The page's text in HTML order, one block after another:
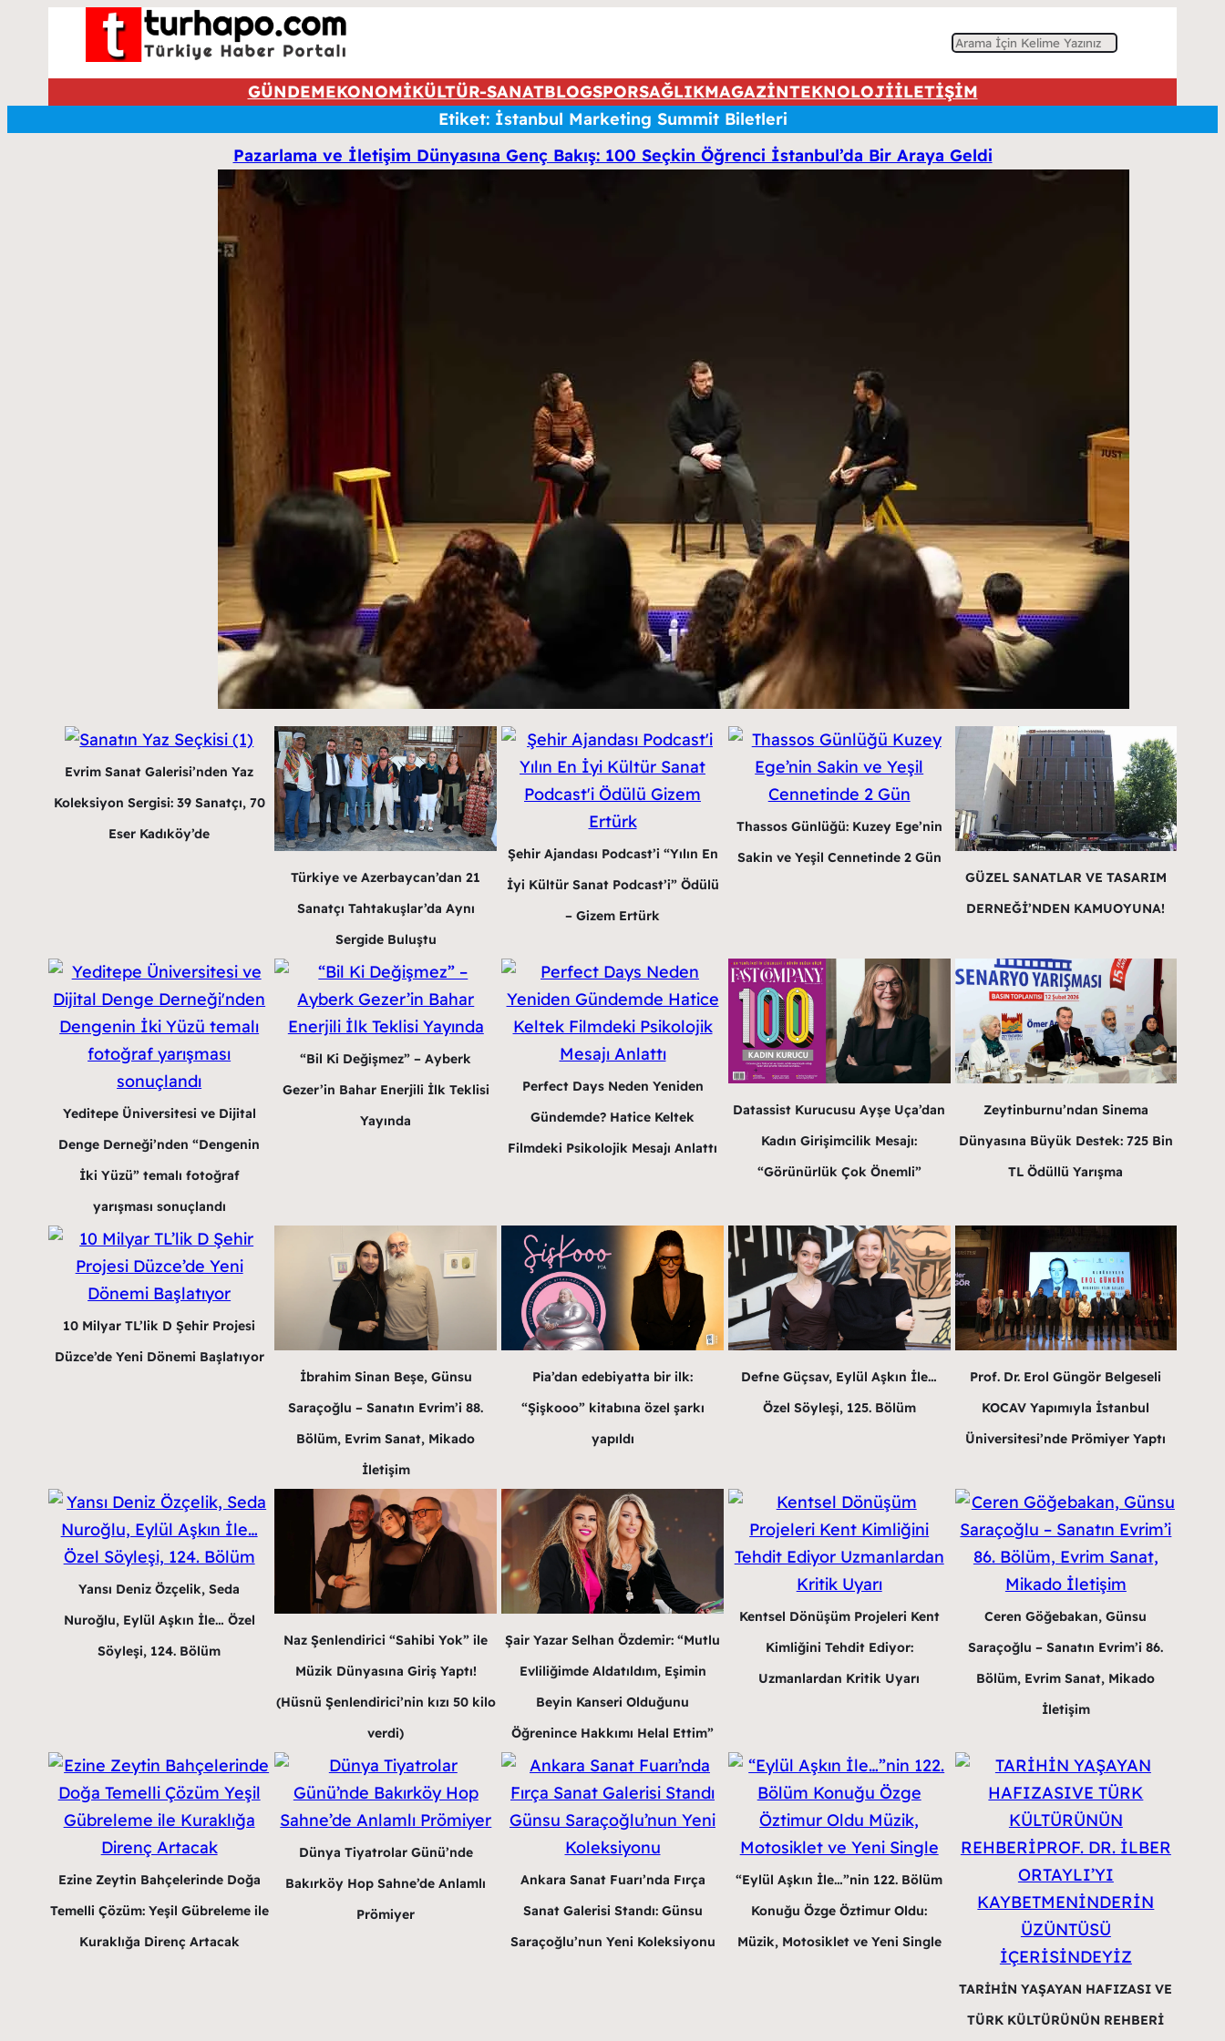
A
a
GÜNDEMEKONOMİKÜLTÜR-SANATBLOGSPORSAĞLIKMAGAZİNTEKNOLOJİİLETİŞİM
Etiket: İstanbul Marketing Summit Biletleri
Pazarlama ve İletişim Dünyasına Genç Bakış: 100 Seçkin Öğrenci İstanbul’da Bir Araya Geldi
Evrim Sanat Galerisi’nden Yaz
Koleksiyon Sergisi: 39 Sanatçı, 70
Eser Kadıköy’de
Türkiye ve Azerbaycan’dan 21
Sanatçı Tahtakuşlar’da Aynı
Sergide Buluştu
Şehir Ajandası Podcast’i “Yılın En
İyi Kültür Sanat Podcast’i” Ödülü
– Gizem Ertürk
Thassos Günlüğü: Kuzey Ege’nin
Sakin ve Yeşil Cennetinde 2 Gün
GÜZEL SANATLAR VE TASARIM
DERNEĞİ’NDEN KAMUOYUNA!
Yeditepe Üniversitesi ve Dijital
Denge Derneği’nden “Dengenin
İki Yüzü” temalı fotoğraf
yarışması sonuçlandı
“Bil Ki Değişmez” – Ayberk
Gezer’in Bahar Enerjili İlk Teklisi
Yayında
Perfect Days Neden Yeniden
Gündemde? Hatice Keltek
Filmdeki Psikolojik Mesajı Anlattı
Datassist Kurucusu Ayşe Uça’dan
Kadın Girişimcilik Mesajı:
“Görünürlük Çok Önemli”
Zeytinburnu’ndan Sinema
Dünyasına Büyük Destek: 725 Bin
TL Ödüllü Yarışma
10 Milyar TL’lik D Şehir Projesi
Düzce’de Yeni Dönemi Başlatıyor
İbrahim Sinan Beşe, Günsu
Saraçoğlu – Sanatın Evrim’i 88.
Bölüm, Evrim Sanat, Mikado
İletişim
Pia’dan edebiyatta bir ilk:
“Şişkooo” kitabına özel şarkı
yapıldı
Defne Güçsav, Eylül Aşkın İle…
Özel Söyleşi, 125. Bölüm
Prof. Dr. Erol Güngör Belgeseli
KOCAV Yapımıyla İstanbul
Üniversitesi’nde Prömiyer Yaptı
Yansı Deniz Özçelik, Seda
Nuroğlu, Eylül Aşkın İle… Özel
Söyleşi, 124. Bölüm
Naz Şenlendirici “Sahibi Yok” ile
Müzik Dünyasına Giriş Yaptı!
(Hüsnü Şenlendirici’nin kızı 50 kilo
verdi)
Şair Yazar Selhan Özdemir: “Mutlu
Evliliğimde Aldatıldım, Eşimin
Beyin Kanseri Olduğunu
Öğrenince Hakkımı Helal Ettim”
Kentsel Dönüşüm Projeleri Kent
Kimliğini Tehdit Ediyor:
Uzmanlardan Kritik Uyarı
Ceren Göğebakan, Günsu
Saraçoğlu – Sanatın Evrim’i 86.
Bölüm, Evrim Sanat, Mikado
İletişim
Ezine Zeytin Bahçelerinde Doğa
Temelli Çözüm: Yeşil Gübreleme ile
Kuraklığa Direnç Artacak
Dünya Tiyatrolar Günü’nde
Bakırköy Hop Sahne’de Anlamlı
Prömiyer
Ankara Sanat Fuarı’nda Fırça
Sanat Galerisi Standı: Günsu
Saraçoğlu’nun Yeni Koleksiyonu
“Eylül Aşkın İle…”nin 122. Bölüm
Konuğu Özge Öztimur Oldu:
Müzik, Motosiklet ve Yeni Single
TARİHİN YAŞAYAN HAFIZASI VE
TÜRK KÜLTÜRÜNÜN REHBERİ